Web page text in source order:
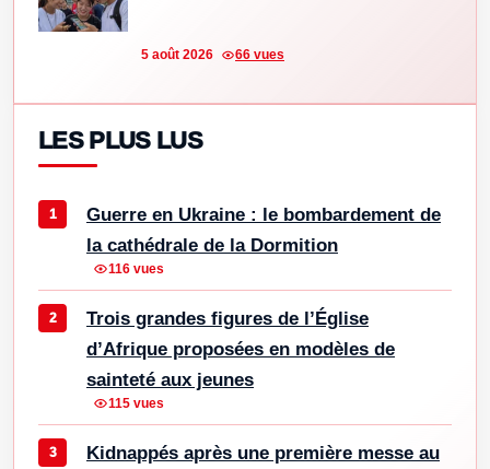
5 août 2026 66 vues
LES PLUS LUS
Guerre en Ukraine : le bombardement de
la cathédrale de la Dormition
116 vues
Trois grandes figures de l’Église
d’Afrique proposées en modèles de
sainteté aux jeunes
115 vues
Kidnappés après une première messe au